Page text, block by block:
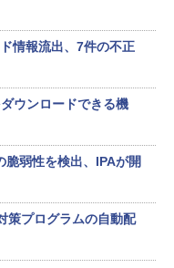
情報流出、7件の不正
ウンロードできる機
脆弱性を検出、IPAが開
策プログラムの自動配